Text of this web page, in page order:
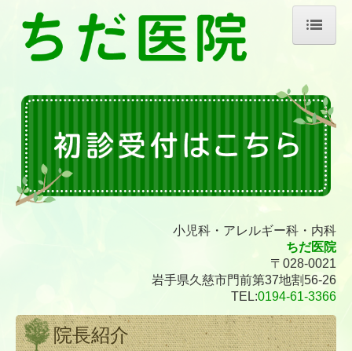
ホーム
院長紹介
診療のご案内
生活習慣病
施設・設備のご案内
小児科・アレルギー科・内科
ちだ医院
〒028-0021
岩手県久慈市門前第37地割56-26
TEL:0194-61-3366
院長紹介